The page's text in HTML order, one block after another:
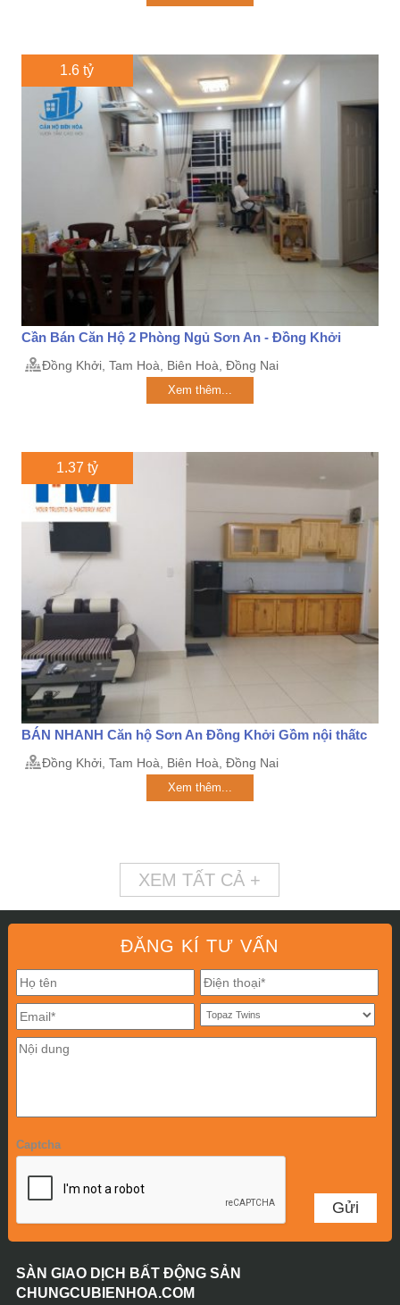
1.6 tỷ
Cần Bán Căn Hộ 2 Phòng Ngủ Sơn An - Đồng Khởi
Đồng Khởi, Tam Hoà, Biên Hoà, Đồng Nai
Xem thêm...
1.37 tỷ
BÁN NHANH Căn hộ Sơn An Đồng Khởi Gồm nội thấtc
Đồng Khởi, Tam Hoà, Biên Hoà, Đồng Nai
Xem thêm...
XEM TẤT CẢ +
ĐĂNG KÍ TƯ VẤN
Captcha
SÀN GIAO DỊCH BẤT ĐỘNG SẢN
CHUNGCUBIENHOA.COM